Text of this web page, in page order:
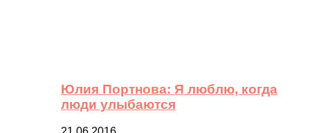
Юлия Портнова: Я люблю, когда
люди улыбаются